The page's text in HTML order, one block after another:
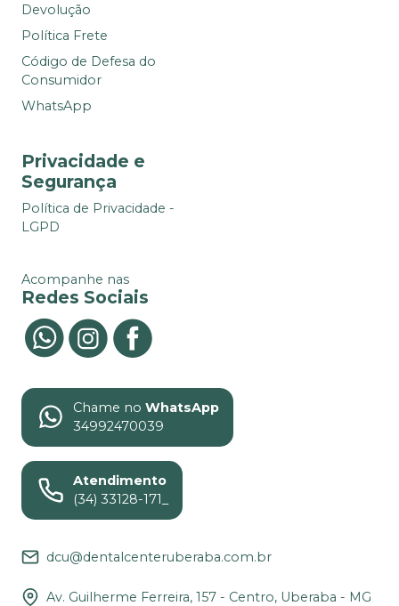
Devolução
Política Frete
Código de Defesa do
Consumidor
WhatsApp
Privacidade e
Segurança
Política de Privacidade -
LGPD
Acompanhe nas
Redes Sociais
Chame no WhatsApp
34992470039
Atendimento
(34) 33128-171_
dcu@dentalcenteruberaba.com.br
Av. Guilherme Ferreira, 157 - Centro, Uberaba - MG